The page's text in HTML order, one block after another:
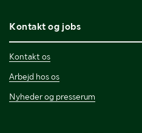
Kontakt og jobs
Kontakt os
Arbejd hos os
Nyheder og presserum